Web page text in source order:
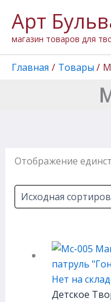
содержимому
Арт
магазин товаров для
Главная Товары
Отображение
Нет на
Детское